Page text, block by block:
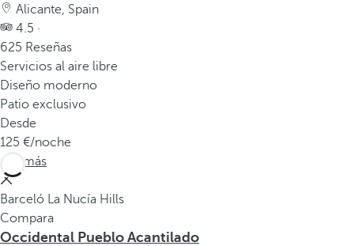
Alicante, Spain
4.5 ·
625 Reseñas
Servicios al aire libre
Diseño moderno
Patio exclusivo
Desde
125
/noche
Ver más
Barceló La Nucía Hills
Compara
Occidental Pueblo Acantilado